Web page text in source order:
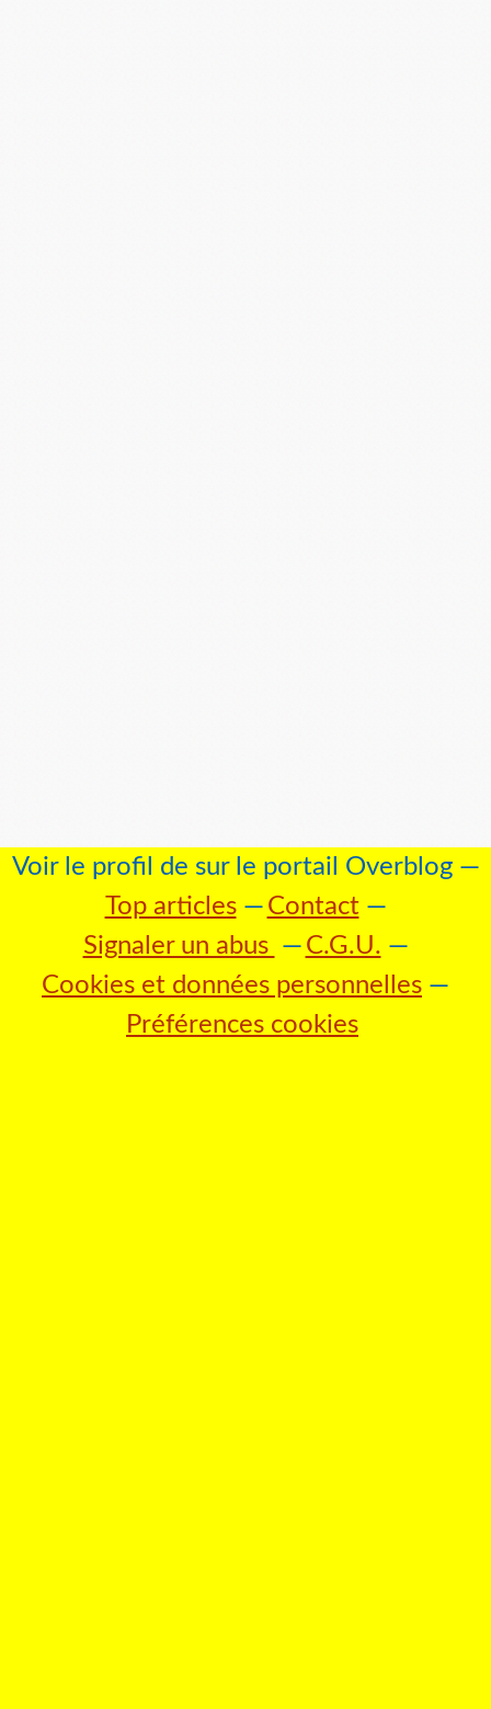
Voir le profil de sur le portail Overblog
Top articles
Contact
Signaler un abus
C.G.U.
Cookies et données personnelles
Préférences cookies